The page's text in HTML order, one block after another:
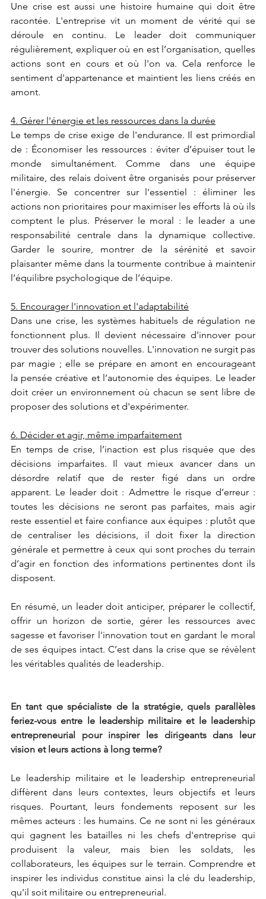
Une crise est aussi une histoire humaine qui doit être
racontée. L'entreprise vit un moment de vérité qui se
déroule en continu. Le leader doit communiquer
régulièrement, expliquer où en est l’organisation, quelles
actions sont en cours et où l'on va. Cela renforce le
sentiment d'appartenance et maintient les liens créés en
amont.
4. Gérer l'énergie et les ressources dans la durée
Le temps de crise exige de l'endurance. Il est primordial
de : Économiser les ressources : éviter d’épuiser tout le
monde simultanément. Comme dans une équipe
militaire, des relais doivent être organisés pour préserver
l'énergie. Se concentrer sur l'essentiel : éliminer les
actions non prioritaires pour maximiser les efforts là où ils
comptent le plus. Préserver le moral : le leader a une
responsabilité centrale dans la dynamique collective.
Garder le sourire, montrer de la sérénité et savoir
plaisanter même dans la tourmente contribue à maintenir
l’équilibre psychologique de l’équipe.
5. Encourager l'innovation et l'adaptabilité
Dans une crise, les systèmes habituels de régulation ne
fonctionnent plus. Il devient nécessaire d'innover pour
trouver des solutions nouvelles. L'innovation ne surgit pas
par magie ; elle se prépare en amont en encourageant
la pensée créative et l’autonomie des équipes. Le leader
doit créer un environnement où chacun se sent libre de
proposer des solutions et d'expérimenter.
6. Décider et agir, même imparfaitement
En temps de crise, l’inaction est plus risquée que des
décisions imparfaites. Il vaut mieux avancer dans un
désordre relatif que de rester figé dans un ordre
apparent. Le leader doit : Admettre le risque d’erreur :
toutes les décisions ne seront pas parfaites, mais agir
reste essentiel et faire confiance aux équipes : plutôt que
de centraliser les décisions, il doit fixer la direction
générale et permettre à ceux qui sont proches du terrain
d’agir en fonction des informations pertinentes dont ils
disposent.
En résumé, un leader doit anticiper, préparer le collectif,
offrir un horizon de sortie, gérer les ressources avec
sagesse et favoriser l'innovation tout en gardant le moral
de ses équipes intact. C’est dans la crise que se révèlent
les véritables qualités de leadership.
En tant que spécialiste de la stratégie, quels parallèles
feriez-vous entre le leadership militaire et le leadership
entrepreneurial pour inspirer les dirigeants dans leur
vision et leurs actions à long terme?
Le leadership militaire et le leadership entrepreneurial
diffèrent dans leurs contextes, leurs objectifs et leurs
risques. Pourtant, leurs fondements reposent sur les
mêmes acteurs : les humains. Ce ne sont ni les généraux
qui gagnent les batailles ni les chefs d'entreprise qui
produisent la valeur, mais bien les soldats, les
collaborateurs, les équipes sur le terrain. Comprendre et
inspirer les individus constitue ainsi la clé du leadership,
qu'il soit militaire ou entrepreneurial.